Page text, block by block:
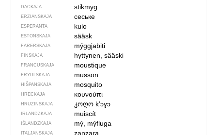
DACKAJA stikmyg
ERZIANSKAJA сеське
ESPERANTA kulo
ESTONSKAJA sääsk
FARERSKAJA mýggjabiti
FINSKAJA hyttynen, sääski
FRANCUSKAJA moustique
FRYULSKAJA musson
HIŠPANSKAJA mosquito
HRECKAJA κουνούπι
HRUZINSKAJA კოღო kʼɔɣɔ
IRLANDZKAJA muiscít
IŚLANDZKAJA mý, mýfluga
ITALJANSKAJA zanzara